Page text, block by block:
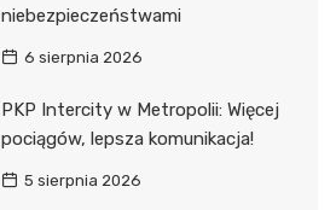
niebezpieczeństwami
6 sierpnia 2026
PKP Intercity w Metropolii: Więcej
pociągów, lepsza komunikacja!
5 sierpnia 2026